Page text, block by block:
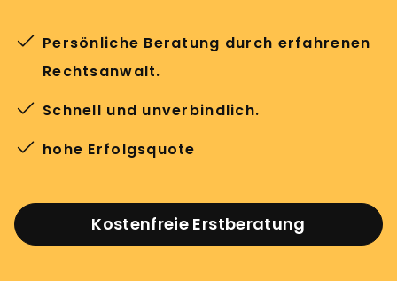
Persönliche Beratung durch erfahrenen
Rechtsanwalt.
Schnell und unverbindlich.
hohe Erfolgsquote
Kostenfreie Erstberatung